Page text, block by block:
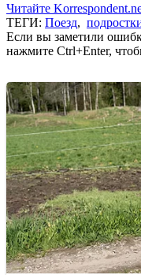
Читайте
ТЕГИ: Поезд,
Если вы заметили
нажмите Ctrl+Enter,